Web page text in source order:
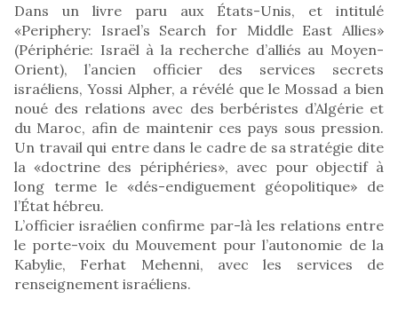
Dans un livre paru aux États-Unis, et intitulé
«Periphery: Israel’s Search for Middle East Allies»
(Périphérie: Israël à la recherche d’alliés au Moyen-
Orient), l’ancien officier des services secrets
israéliens, Yossi Alpher, a révélé que le Mossad a bien
noué des relations avec des berbéristes d’Algérie et
du Maroc, afin de maintenir ces pays sous pression.
Un travail qui entre dans le cadre de sa stratégie dite
la «doctrine des périphéries», avec pour objectif à
long terme le «dés-endiguement géopolitique» de
l’État hébreu.
L’officier israélien confirme par-là les relations entre
le porte-voix du Mouvement pour l’autonomie de la
Kabylie, Ferhat Mehenni, avec les services de
renseignement israéliens.